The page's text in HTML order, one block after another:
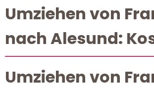
Umziehen von
nach Alesund:
Umziehen von